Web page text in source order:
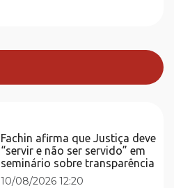
Fachin afirma que Justiça deve
“servir e não ser servido” em
seminário sobre transparência
10/08/2026 12:20